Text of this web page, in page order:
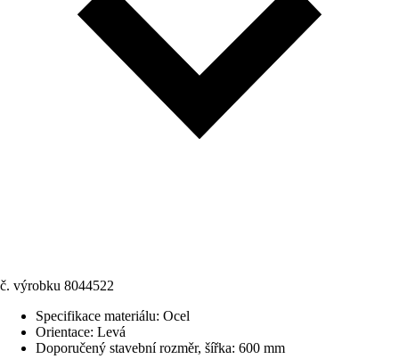
č. výrobku 8044522
Specifikace materiálu: Ocel
Orientace: Levá
Doporučený stavební rozměr, šířka: 600 mm